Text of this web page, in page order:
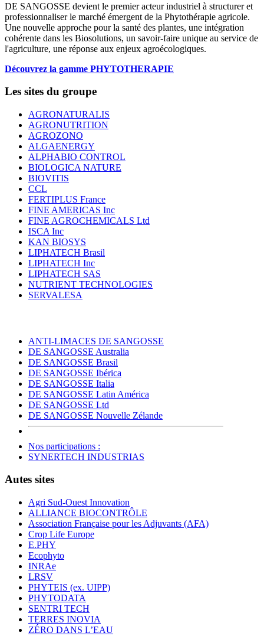
DE SANGOSSE devient le premier acteur industriel à structurer et
professionnaliser le marché émergent de la Phytothérapie agricole.
Une nouvelle approche pour la santé des plantes, une intégration
cohérente dans les Biosolutions, un savoir-faire unique au service de
l'agriculture, une réponse aux enjeux agroécologiques.
Découvrez la gamme PHYTOTHERAPIE
Les sites du groupe
AGRONATURALIS
AGRONUTRITION
AGROZONO
ALGAENERGY
ALPHABIO CONTROL
BIOLOGICA NATURE
BIOVITIS
CCL
FERTIPLUS France
FINE AMERICAS Inc
FINE AGROCHEMICALS Ltd
ISCA Inc
KAN BIOSYS
LIPHATECH Brasil
LIPHATECH Inc
LIPHATECH SAS
NUTRIENT TECHNOLOGIES
SERVALESA
ANTI-LIMACES DE SANGOSSE
DE SANGOSSE Australia
DE SANGOSSE Brasil
DE SANGOSSE Ibérica
DE SANGOSSE Italia
DE SANGOSSE Latin América
DE SANGOSSE Ltd
DE SANGOSSE Nouvelle Zélande
Nos participations :
SYNERTECH INDUSTRIAS
Autes sites
Agri Sud-Ouest Innovation
ALLIANCE BIOCONTRÔLE
Association Française pour les Adjuvants (AFA)
Crop Life Europe
E.PHY
Ecophyto
INRAe
LRSV
PHYTEIS (ex. UIPP)
PHYTODATA
SENTRI TECH
TERRES INOVIA
ZÉRO DANS L’EAU